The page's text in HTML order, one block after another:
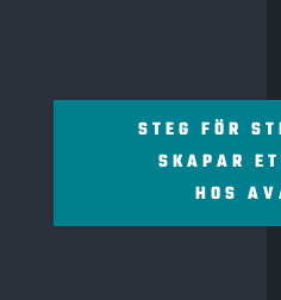
STEG FÖR
SKAPAR
HOS